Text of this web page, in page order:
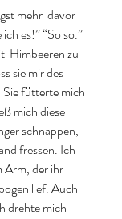
mehr  davor
es!” “So so.”
Himbeeren zu
sie mir des
fütterte mich
mich diese
schnappen,
fressen. Ich
Arm, der ihr
lief. Auch
drehte mich